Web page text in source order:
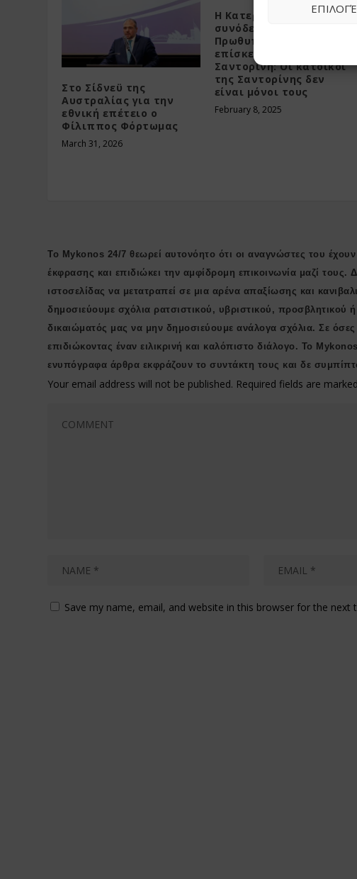
Στο Σίδνεϋ της
Αυστραλίας για την
εθνική επέτειο ο
Φίλιππος Φόρτωμας
March 31, 2026
Η Κατερίνα Μονογυιού
συνόδευσε τον
Πρωθυπουργό κατά την
επίσκεψή του στη
Σαντορίνη: Οι κάτοικοι
της Σαντορίνης δεν
είναι μόνοι τους
February 8, 2025
Το Mykonos 24/7 θεωρεί αυτονόητο ότι οι αναγνώστες του
έκφρασης και επιδιώκει την αμφίδρομη επικοινωνία μαζί
ιστοσελίδας να μετατραπεί σε μια αρένα απαξίωσης και
δημοσιεύουμε σχόλια ρατσιστικού, υβριστικού, προσβλητικού
δικαιώματός μας να μην δημοσιεύουμε ανάλογα σχόλια. Σε
επιδιώκοντας έναν ειλικρινή και καλόπιστο διάλογο. Το
ενυπόγραφα άρθρα εκφράζουν το συντάκτη τους και δε
Your email address will not be published. Required fields are marked
Save my name, email, and website in this browser for the next